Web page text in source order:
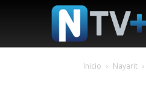
Inicio Nayarit